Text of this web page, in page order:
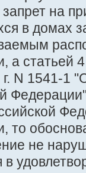
запрет на
в домах
а статьей
N 1541-1
то
не